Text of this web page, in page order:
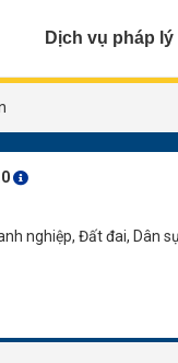
Dịch vụ pháp lý
nghiệp, Đất đai, Dân